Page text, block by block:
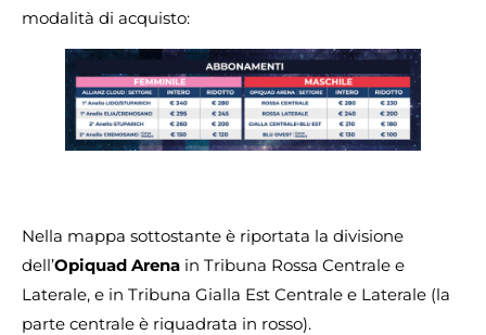
modalità di acquisto:
Nella mappa sottostante è riportata la divisione
dell’Opiquad Arena in Tribuna Rossa Centrale e
Laterale, e in Tribuna Gialla Est Centrale e Laterale (la
parte centrale è riquadrata in rosso).